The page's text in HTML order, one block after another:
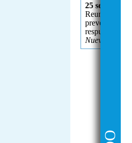
25
Reunión de
prevención,
respuesta
Nueva York,